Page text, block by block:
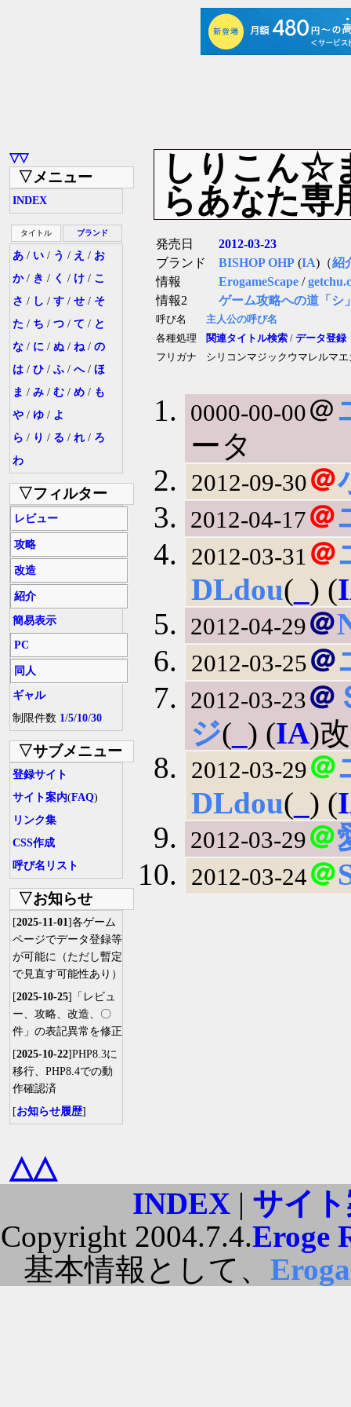
▽▽
▽メニュー
INDEX
タイトル ブランド
あ / い / う / え / お
か/ き / く / け / こ
さ / し / す / せ / そ
た / ち / つ / て / と
な / に / ぬ / ね / の
は / ひ / ふ / へ/ ほ
ま / み / む / め / も
や / ゆ / よ
ら / り / る / れ / ろ
わ
▽フィルター
レビュー
攻略
改造
紹介
簡易表示
PC
同人
ギャル
制限件数 1/5/10/30
▽サブメニュー
登録サイト
サイト案内(FAQ)
リンク集
CSS作成
呼び名リスト
▽お知らせ
[2025-11-01]各ゲーム
ページでデータ登録等
が可能に（ただし暫定
で見直す可能性あり）
[2025-10-25]「レビュ
ー、攻略、改造、〇
件」の表記異常を修正
[2025-10-22]PHP8.3に
移行、PHP8.4での動
作確認済
[お知らせ履歴]
しりこん☆
らあなた専
発売日
2012-03-23
ブランド
BISHOP OHP (IA)（紹
情報
ErogameScape /
情報2
ゲーム攻略への道「シ
呼び名
主人公の呼び名
各種処理
関連タイトル検索 / データ登録
フリガナ
シリコンマジックウマレルマ
0000-00-00＠
ータ
2012-09-30＠
2012-04-17＠
2012-03-31 ＠
DLdou( ) (
2012-04-29＠
2012-03-25＠
2012-03-23＠
ジ( ) (IA)
2012-03-29＠
DLdou( ) (
2012-03-29＠
2012-03-24＠
△△
INDEX| サイ
Copyright 2004.7.4.Eroge
基本情報として、